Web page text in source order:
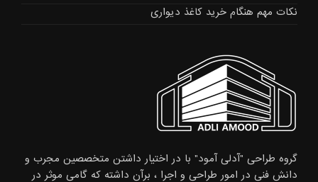
نکات مهم هنگام خرید کاغذ دیواری
گروه طراحی "آدلی آمود" با در اختیار داشتن متخصصین مجرب و
دانش فنی در امور طراحی و اجرا ، برآن داشته که گامی موثر در